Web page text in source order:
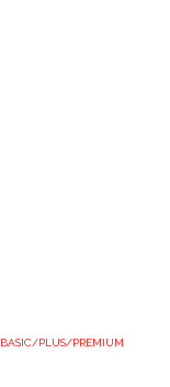
BASIC/PLUS/PREMIUM